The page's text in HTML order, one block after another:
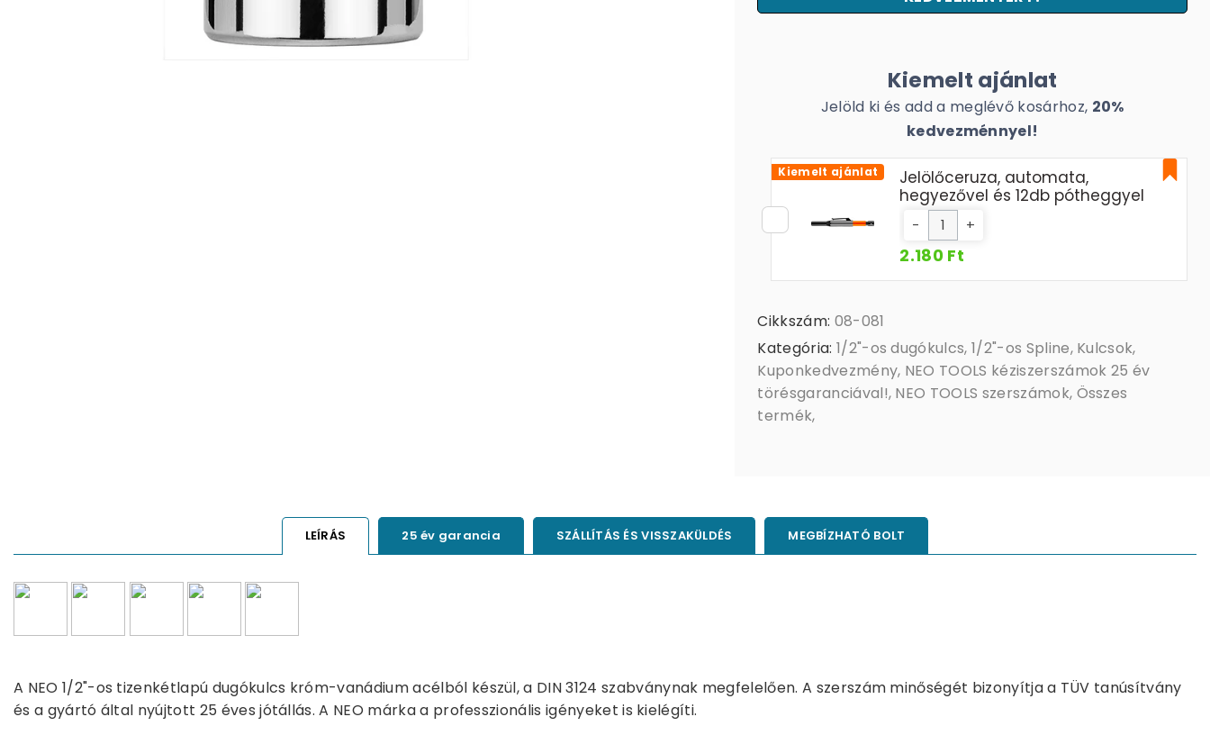
Kiemelt ajánlat
Jelöld ki és add a meglévő kosárhoz, 20%
kedvezménnyel!
Kiemelt ajánlat
Jelölőceruza, automata,
hegyezővel és 12db pótheggyel
- +
2.180 Ft
Cikkszám: 08-081
Kategória: 1/2"-os dugókulcs,1/2"-os Spline, Kulcsok,
Kuponkedvezmény, NEO TOOLS kéziszerszámok 25 év
törésgaranciával!, NEO TOOLS szerszámok, Összes
termék,
LEÍRÁS 25 év garancia SZÁLLÍTÁS ÉS VISSZAKÜLDÉS MEGBÍZHATÓ BOLT
A NEO 1/2"-os tizenkétlapú dugókulcs króm-vanádium acélból készül, a DIN 3124 szabványnak megfelelően. A szerszám minőségét bizonyítja a TÜV tanúsítvány
és a gyártó által nyújtott 25 éves jótállás. A NEO márka a professzionális igényeket is kielégíti.